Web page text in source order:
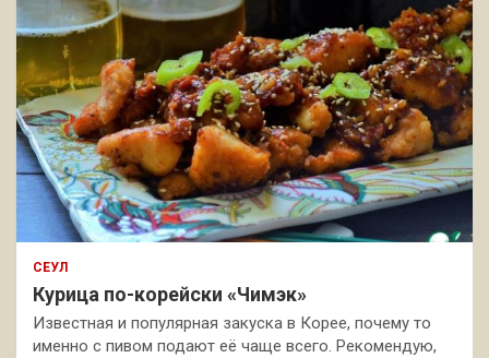
СЕУЛ
Курица по-корейски «Чимэк»
Известная и популярная закуска в Корее, почему то
именно с пивом подают её чаще всего. Рекомендую,